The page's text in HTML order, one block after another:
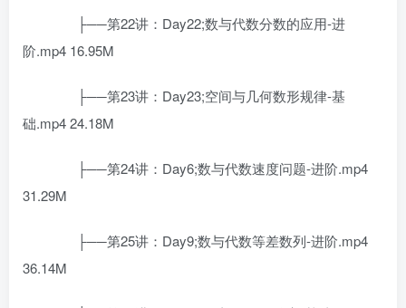
├──第22讲：Day22;数与代数分数的应用-进
阶.mp4 16.95M
├──第23讲：Day23;空间与几何数形规律-基
础.mp4 24.18M
├──第24讲：Day6;数与代数速度问题-进阶.mp4
31.29M
├──第25讲：Day9;数与代数等差数列-进阶.mp4
36.14M